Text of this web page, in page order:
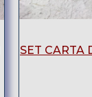
SET CARTA